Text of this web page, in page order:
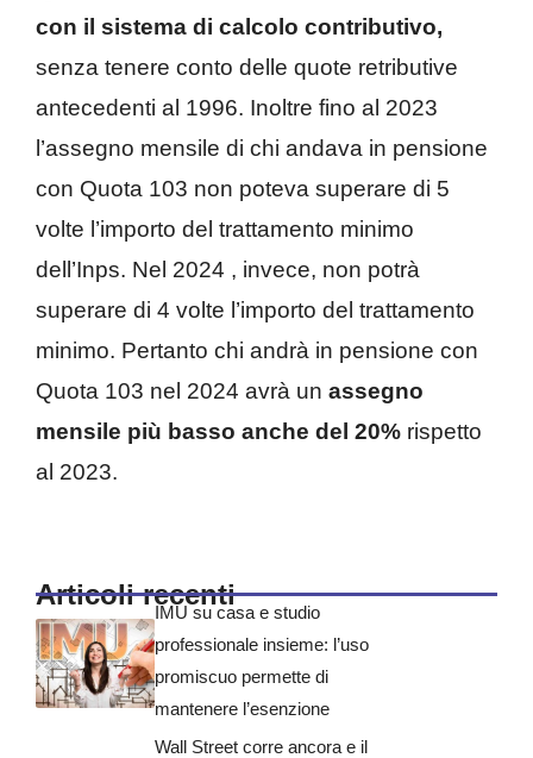
con il sistema di calcolo contributivo,
senza tenere conto delle quote retributive
antecedenti al 1996. Inoltre fino al 2023
l’assegno mensile di chi andava in pensione
con Quota 103 non poteva superare di 5
volte l’importo del trattamento minimo
dell’Inps. Nel 2024 , invece, non potrà
superare di 4 volte l’importo del trattamento
minimo. Pertanto chi andrà in pensione con
Quota 103 nel 2024 avrà un assegno
mensile più basso anche del 20% rispetto
al 2023.
Articoli recenti
IMU su casa e studio
professionale insieme: l’uso
promiscuo permette di
mantenere l’esenzione
Wall Street corre ancora e il